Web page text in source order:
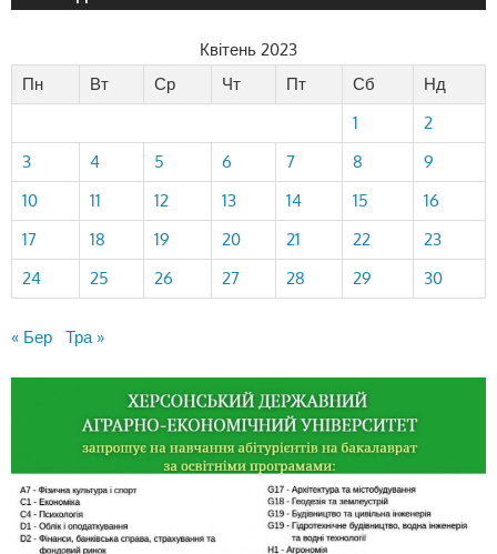
Квітень 2023
Пн
Вт Ср Чт Пт Сб
Нд
1
2
3
4 5 6 7 8
9
10
11 12 13 14 15
16
17
18 19 20 21 22
23
24
25 26 27 28 29 30
« Бер Тра »